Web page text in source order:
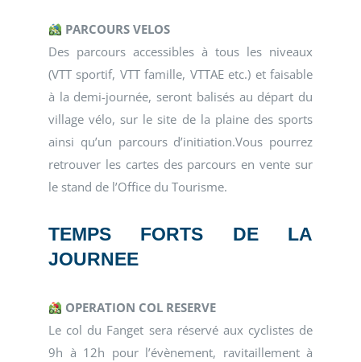
PARCOURS VELOS
Des parcours accessibles à tous les niveaux
(VTT sportif, VTT famille, VTTAE etc.) et faisable
à la demi-journée, seront balisés au départ du
village vélo, sur le site de la plaine des sports
ainsi qu’un parcours d’initiation.Vous pourrez
retrouver les cartes des parcours en vente sur
le stand de l’Office du Tourisme.
TEMPS FORTS DE LA
JOURNEE
OPERATION COL RESERVE
Le col du Fanget sera réservé aux cyclistes de
9h à 12h pour l’évènement, ravitaillement à